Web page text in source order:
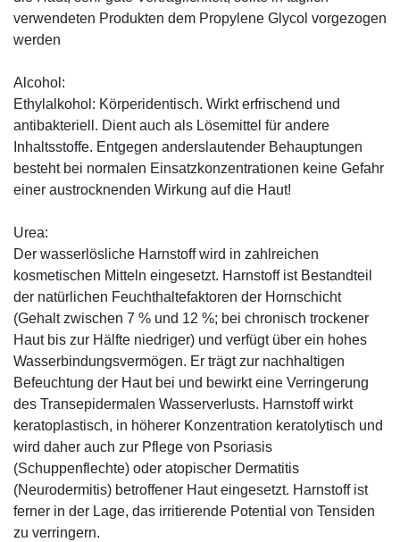
verwendeten Produkten dem Propylene Glycol vorgezogen
werden
Alcohol:
Ethylalkohol: Körperidentisch. Wirkt erfrischend und
antibakteriell. Dient auch als Lösemittel für andere
Inhaltsstoffe. Entgegen anderslautender Behauptungen
besteht bei normalen Einsatzkonzentrationen keine Gefahr
einer austrocknenden Wirkung auf die Haut!
Urea:
Der wasserlösliche Harnstoff wird in zahlreichen
kosmetischen Mitteln eingesetzt. Harnstoff ist Bestandteil
der natürlichen Feuchthaltefaktoren der Hornschicht
(Gehalt zwischen 7 % und 12 %; bei chronisch trockener
Haut bis zur Hälfte niedriger) und verfügt über ein hohes
Wasserbindungsvermögen. Er trägt zur nachhaltigen
Befeuchtung der Haut bei und bewirkt eine Verringerung
des Transepidermalen Wasserverlusts. Harnstoff wirkt
keratoplastisch, in höherer Konzentration keratolytisch und
wird daher auch zur Pflege von Psoriasis
(Schuppenflechte) oder atopischer Dermatitis
(Neurodermitis) betroffener Haut eingesetzt. Harnstoff ist
ferner in der Lage, das irritierende Potential von Tensiden
zu verringern.